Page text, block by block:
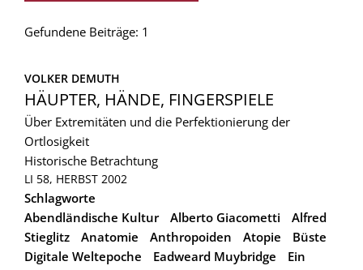
Gefundene Beiträge: 1
VOLKER DEMUTH
HÄUPTER, HÄNDE, FINGERSPIELE
Über Extremitäten und die Perfektionierung der
Ortlosigkeit
Historische Betrachtung
LI 58, HERBST 2002
Schlagworte
Abendländische Kultur
Alberto Giacometti
Alfred
Stieglitz
Anatomie Anthropoiden Atopie
Büste
Digitale Weltepoche
Eadweard Muybridge
Ein